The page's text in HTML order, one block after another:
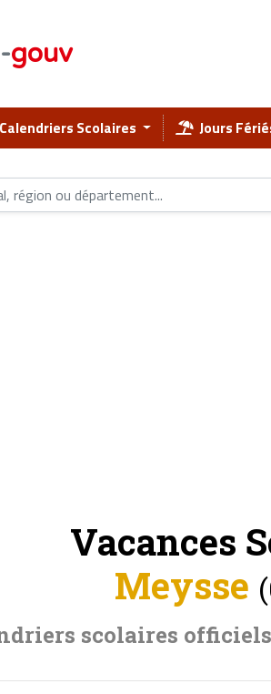
-gouv
Scolaires Jours
Vacances
Meysse
scolaires officiels